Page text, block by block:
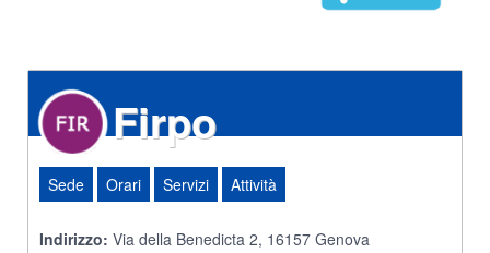
Firpo
Sede Orari Servizi Attività
Indirizzo: Via della Benedicta 2, 16157 Genova